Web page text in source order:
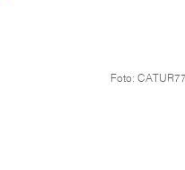
Foto: